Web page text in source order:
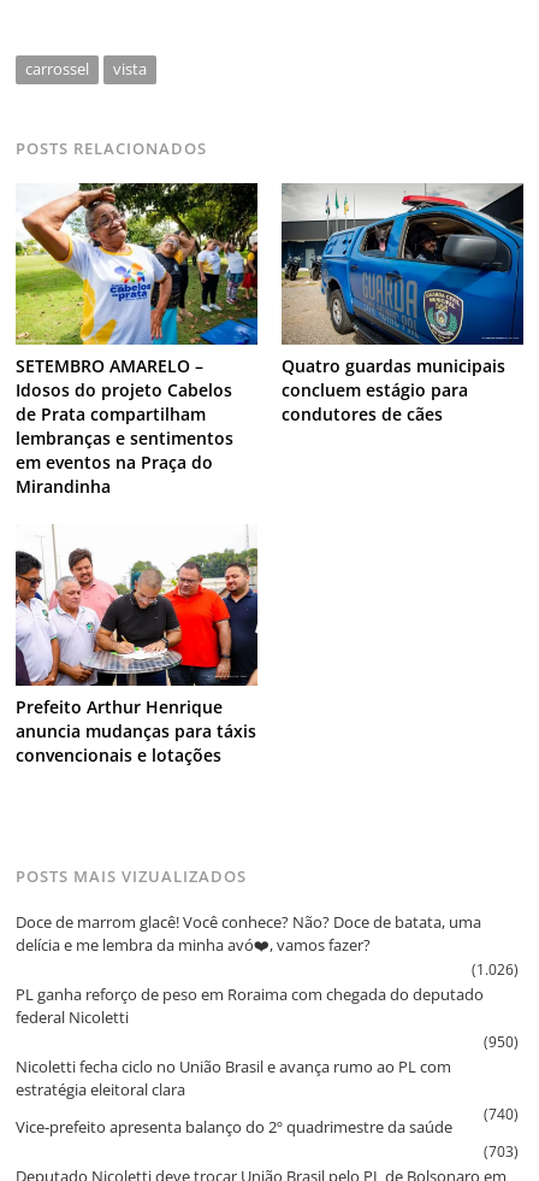
carrossel vista
POSTS RELACIONADOS
SETEMBRO AMARELO –
Idosos do projeto Cabelos
de Prata compartilham
lembranças e sentimentos
em eventos na Praça do
Mirandinha
Quatro guardas municipais
concluem estágio para
condutores de cães
Prefeito Arthur Henrique
anuncia mudanças para táxis
convencionais e lotações
POSTS MAIS VIZUALIZADOS
Doce de marrom glacê! Você conhece? Não? Doce de batata, uma
delícia e me lembra da minha avó❤️, vamos fazer?
(1.026)
PL ganha reforço de peso em Roraima com chegada do deputado
federal Nicoletti
(950)
Nicoletti fecha ciclo no União Brasil e avança rumo ao PL com
estratégia eleitoral clara
(740)
Vice‑prefeito apresenta balanço do 2º quadrimestre da saúde
(703)
Deputado Nicoletti deve trocar União Brasil pelo PL de Bolsonaro em